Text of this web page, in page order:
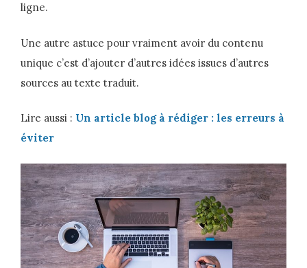
ligne.
Une autre astuce pour vraiment avoir du contenu
unique c’est d’ajouter d’autres idées issues d’autres
sources au texte traduit.
Lire aussi : Un article blog à rédiger : les erreurs à
éviter